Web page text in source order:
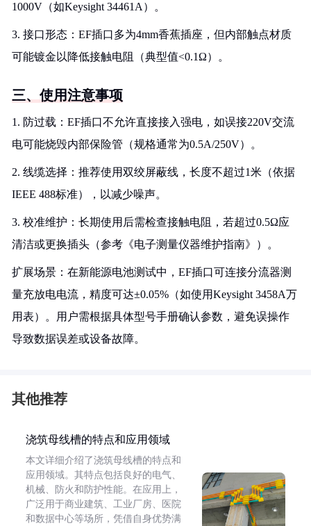
1000V（如Keysight 34461A）。
3. 接口形态：EF插口多为4mm香蕉插座，但内部触点材质
可能镀金以降低接触电阻（典型值<0.1Ω）。
三、使用注意事项
1. 防过载：EF插口不允许直接接入强电，如误接220V交流
电可能烧毁内部保险管（规格通常为0.5A/250V）。
2. 线缆选择：推荐使用双绞屏蔽线，长度不超过1米（依据
IEEE 488标准），以减少噪声。
3. 校准维护：长期使用后需检查接触电阻，若超过0.5Ω应
清洁或更换插头（参考《电子测量仪器维护指南》）。
扩展场景：在新能源电池测试中，EF插口可连接分流器测
量充放电电流，精度可达±0.05%（如使用Keysight 3458A万
用表）。用户需根据具体型号手册确认参数，避免误操作
导致数据误差或设备故障。
其他推荐
浇筑母线槽的特点和应用领域
本文详细介绍了浇筑母线槽的特点和
应用领域。其特点包括良好的电气、
机械、防火和防护性能。在应用上，
广泛用于商业建筑、工业厂房、医院
和数据中心等场所，凭借自身优势满